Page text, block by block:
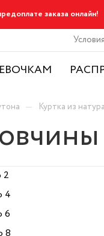
заказа онлайн!
— Куртка из